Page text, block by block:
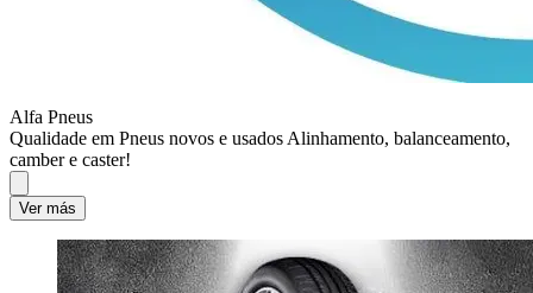
Alfa Pneus
Qualidade em Pneus novos e usados Alinhamento, balanceamento,
camber e caster!
Ver más